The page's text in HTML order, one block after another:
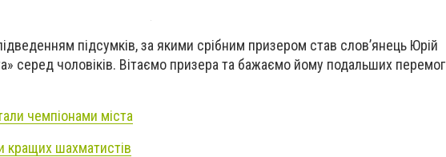
підсумків, за якими срібним призером став словʼянець Юрій
серед чоловіків. Вітаємо призера та бажаємо йому подальших перемог
чемпіонами міста
кращих шахматистів